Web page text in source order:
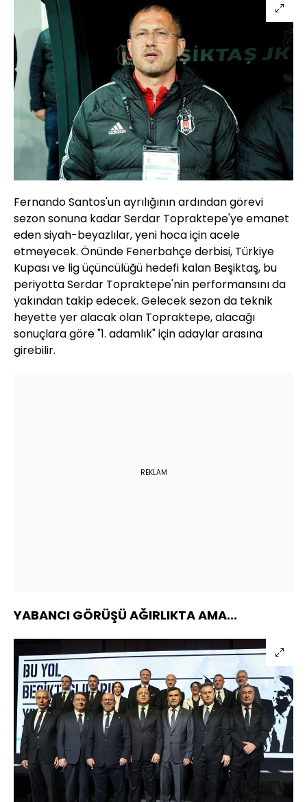
Fernando Santos'un ayrılığının ardından görevi
sezon sonuna kadar Serdar Topraktepe'ye emanet
eden siyah-beyazlılar, yeni hoca için acele
etmeyecek. Önünde Fenerbahçe derbisi, Türkiye
Kupası ve lig üçüncülüğü hedefi kalan Beşiktaş, bu
periyotta Serdar Topraktepe'nin performansını da
yakından takip edecek. Gelecek sezon da teknik
heyette yer alacak olan Topraktepe, alacağı
sonuçlara göre "1. adamlık" için adaylar arasına
girebilir.
REKLAM
YABANCI GÖRÜŞÜ AĞIRLIKTA AMA...